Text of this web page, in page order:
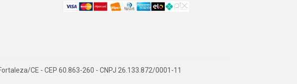
CE - CEP 60.863-260 - CNPJ 26.133.872/0001-11